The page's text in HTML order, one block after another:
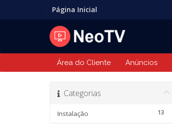
Página Inicial
Área do Cliente Anúncios
Categorias
13
Instalação